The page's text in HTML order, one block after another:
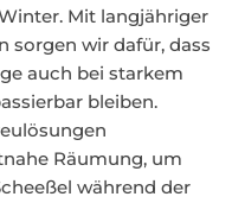
Mit langjähriger
sorgen wir dafür, dass
auch bei starkem
bleiben.
Räumung, um
während der